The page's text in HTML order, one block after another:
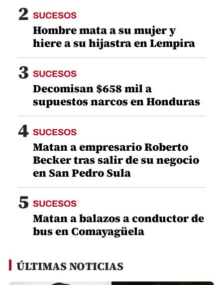
2 SUCESOS
Hombre mata a su mujer y
hiere a su hijastra en Lempira
3 SUCESOS
Decomisan $658 mil a
supuestos narcos en Honduras
4 SUCESOS
Matan a empresario Roberto
Becker tras salir de su negocio
en San Pedro Sula
5 SUCESOS
Matan a balazos a conductor de
bus en Comayagüela
ÚLTIMAS NOTICIAS